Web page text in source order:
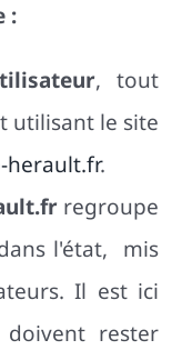
:
, tout
utilisant le site
herault.fr.
regroupe
l'état, mis
Il est ici
rester